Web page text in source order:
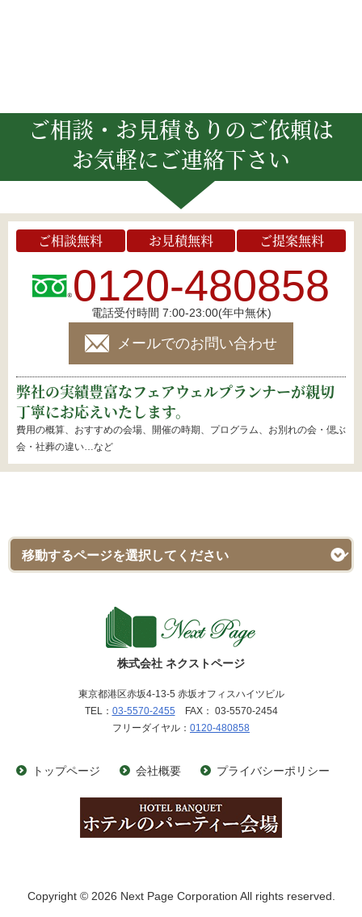
ご相談・お見積もりのご依頼は
お気軽にご連絡下さい
ご相談無料 お見積無料 ご提案無料
0120-480858
電話受付時間 7:00-23:00(年中無休)
メールでのお問い合わせ
弊社の実績豊富なフェアウェルプランナーが親切
丁寧にお応えいたします。
費用の概算、おすすめの会場、開催の時期、プログラム、お別れの会・偲ぶ
会・社葬の違い…など
株式会社 ネクストページ
東京都港区赤坂4-13-5 赤坂オフィスハイツビル
TEL： 03-5570-2455 FAX： 03-5570-2454
フリーダイヤル： 0120-480858
トップページ 会社概要 プライバシーポリシー
Copyright © 2026 Next Page Corporation All rights reserved.